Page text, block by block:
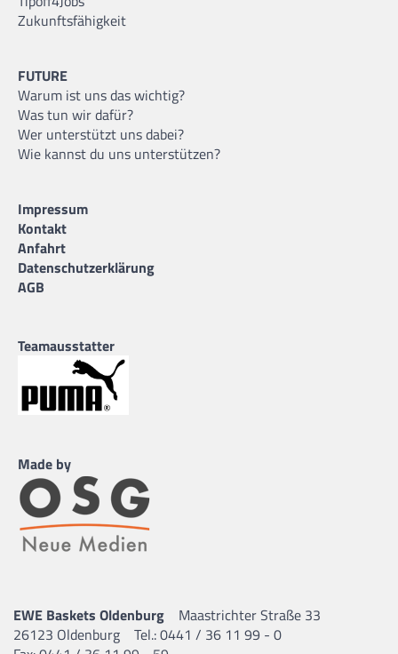
Zukunftsfähigkeit
FUTURE
Warum ist uns das wichtig?
Was tun wir dafür?
Wer unterstützt uns dabei?
Wie kannst du uns unterstützen?
Impressum
Kontakt
Anfahrt
Datenschutzerklärung
AGB
Teamausstatter
Made by
EWE Baskets Oldenburg
Maastrichter Straße 33
26123 Oldenburg
Tel.: 0441 / 36 11 99 - 0